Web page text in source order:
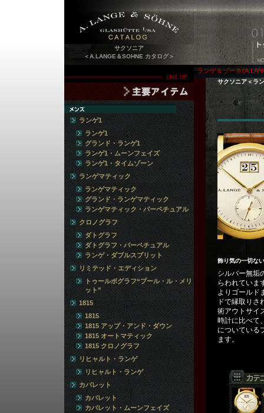
サクソニア
＜A.LANGE＆SOHNE カタログ＞
ランゲ＆ゾーネ
サクソニア＜ラ
飾り気の一切な
シルバー無垢
らわれていま
よりゴールド
ドで縁取りさ
術アウトサイ
時計に比べて
についている
ます。
ランゲ1
ランゲ1
グランド・ランゲ1
ランゲ1・ムーンフェイズ
ランゲ1・タイムゾーン
ランゲマティック
ランゲマティック
グランド・ランゲマティック
ランゲマティック・パーペチュアル
クロノグラフ
ダトグラフ
ダトグラフ・パーペチュアル
ランゲ・ダブルスプリット
リミテッド・エディション
トゥールボグラフ“プール・ル・メリ
ット”
1815
1815
1815 アップ・アンド・ダウン
1815 オートマティック
1815 クロノグラフ
リヒャルト・ランゲ
リヒャルト・ランゲ
カバレット
カバレット
カバレット・ムーンフェイズ